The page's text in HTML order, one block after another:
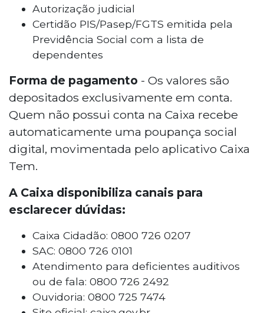
Autorização judicial
Certidão PIS/Pasep/FGTS emitida pela
Previdência Social com a lista de
dependentes
Forma de pagamento - Os valores são
depositados exclusivamente em conta.
Quem não possui conta na Caixa recebe
automaticamente uma poupança social
digital, movimentada pelo aplicativo Caixa
Tem.
A Caixa disponibiliza canais para
esclarecer dúvidas:
Caixa Cidadão: 0800 726 0207
SAC: 0800 726 0101
Atendimento para deficientes auditivos
ou de fala: 0800 726 2492
Ouvidoria: 0800 725 7474